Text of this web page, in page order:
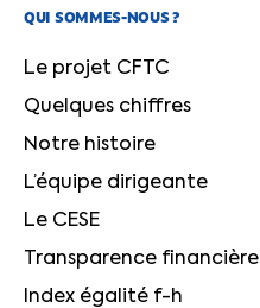
QUI SOMMES-NOUS ?
Le projet CFTC
Quelques chiffres
Notre histoire
L’équipe dirigeante
Le CESE
Transparence financière
Index égalité f-h